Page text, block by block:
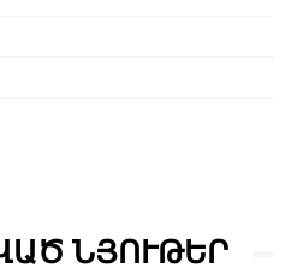
ՆՅՈՒԹԵՐ